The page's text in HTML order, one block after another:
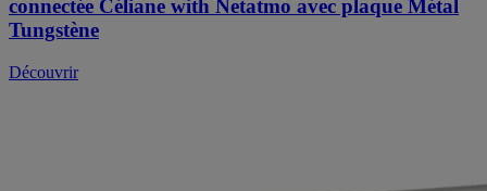
connectée Céliane with Netatmo avec plaque Métal
Tungstène
Découvrir